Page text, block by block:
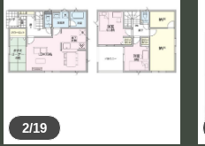
ただくか、直接お車でお越
迎いたします。
ださい☆彡
2/19